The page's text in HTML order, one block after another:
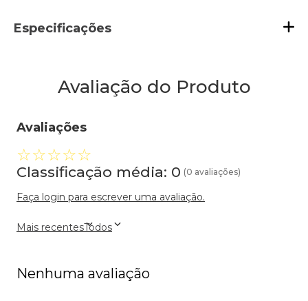
Especificações
Avaliação do Produto
Avaliações
☆☆☆☆☆
Classificação média: 0 (0 avaliações)
Faça login para escrever uma avaliação.
Mais recentesTodos
Nenhuma avaliação